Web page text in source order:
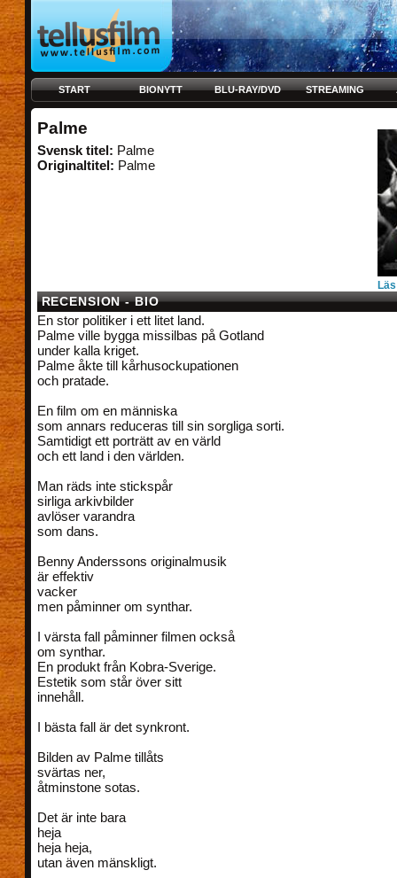
START BIONYTT BLU-RAY/DVD STREAMING
Palme
Svensk titel: Palme
Originaltitel: Palme
RECENSION - BIO
En stor politiker i ett litet land.
Palme ville bygga missilbas på Gotland
under kalla kriget.
Palme åkte till kårhusockupationen
och pratade.
En film om en människa
som annars reduceras till sin sorgliga sorti.
Samtidigt ett porträtt av en värld
och ett land i den världen.
Man räds inte stickspår
sirliga arkivbilder
avlöser varandra
som dans.
Benny Anderssons originalmusik
är effektiv
vacker
men påminner om synthar.
I värsta fall påminner filmen också
om synthar.
En produkt från Kobra-Sverige.
Estetik som står över sitt
innehåll.
I bästa fall är det synkront.
Bilden av Palme tillåts
svärtas ner,
åtminstone sotas.
Det är inte bara
heja
heja heja,
utan även mänskligt.